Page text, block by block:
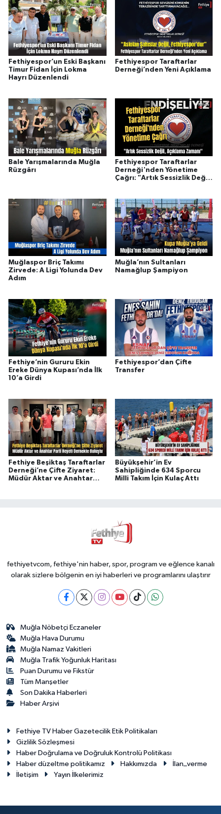
Fethiyespor’un Eski Başkanı
Timur Fidan İçin Lokma
Hayrı Düzenlendi
Fethiyespor Taraftarlar
Derneği’nden Yeni Açıklama
Bale Yarışmalarında Muğla
Rüzgârı
Fethiyespor Taraftarlar
Derneği'nden Yönetime
Çağrı: "Artık Sessizlik Değil,
Muğlaspor Briç Takımı
Zirvede: A Ligi Yolunda Dev
Adım
Muğla’nın Sultanları
Namağlup Şampiyon
Fethiye’nin Gururu Ekin
Ereke Dünya Kupası’nda İlk
10’a Girdi
Fethiyespor’dan Çifte
Transfer
Fethiye Beşiktaş Taraftarlar
Derneği’ne Çifte Ziyaret:
Müdür Aktar ve Anahtar
Büyükşehir’in Ev
Sahipliğinde 634 Sporcu
Milli Takım İçin Kulaç Attı
fethiyetvcom, fethiye'nin haber, spor, program ve eğlence kanalı
olarak sizlere bölgenin en iyi haberleri ve programlarını ulaştırır
Muğla Nöbetçi Eczaneler
Muğla Hava Durumu
Muğla Namaz Vakitleri
Muğla Trafik Yoğunluk Haritası
Puan Durumu ve Fikstür
Tüm Manşetler
Son Dakika Haberleri
Haber Arşivi
Fethiye TV Haber Gazetecilik Etik Politikaları
Gizlilik Sözleşmesi
Haber Doğrulama ve Doğruluk Kontrolü Politikası
Haber düzeltme politikamız
Hakkımızda
İlan_verme
İletişim
Yayın İlkelerimiz